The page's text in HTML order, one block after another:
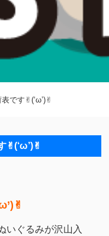
です✌︎(‘ω’)✌︎
✌︎(‘ω’)✌︎
いぐるみが沢山入